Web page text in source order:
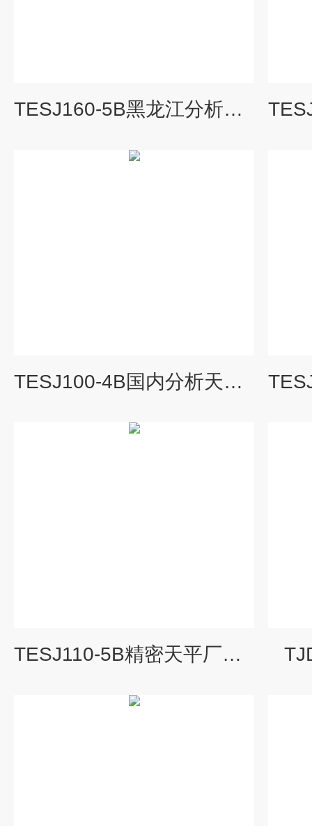
TESJ160-5B黑龙江分析天平生产厂家销售高精密电子天平
TESJ100-4B国内分析天平厂家销售实验室用高精度天平
TESJ110-5B精密天平厂家销售十万分之一精度电子天平